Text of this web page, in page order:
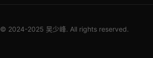
© 2024-2025 吴少峰. All rights reserved.